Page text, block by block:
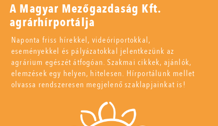
A Magyar Mezőgazdaság Kft.
agrárhírportálja
Naponta friss hírekkel, videóriportokkal,
eseményekkel és pályázatokkal jelentkezünk az
agrárium egészét átfogóan. Szakmai cikkek, ajánlók,
elemzések egy helyen, hitelesen. Hírportálunk mellet
olvassa rendszeresen megjelenő szaklapjainkat is!